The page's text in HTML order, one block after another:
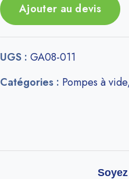
Ajouter au devis
UGS :GA08-011
Catégories : Pompes à vide,